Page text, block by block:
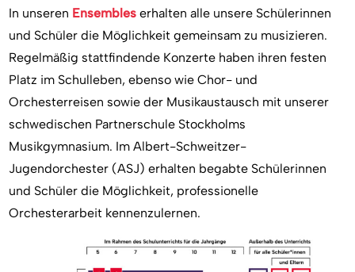
In unseren Ensembles erhalten alle unsere Schülerinnen
und Schüler die Möglichkeit gemeinsam zu musizieren.
Regelmäßig stattfindende Konzerte haben ihren festen
Platz im Schulleben, ebenso wie Chor- und
Orchesterreisen sowie der Musikaustausch mit unserer
schwedischen Partnerschule Stockholms
Musikgymnasium. Im Albert-Schweitzer-
Jugendorchester (ASJ) erhalten begabte Schülerinnen
und Schüler die Möglichkeit, professionelle
Orchesterarbeit kennenzulernen.